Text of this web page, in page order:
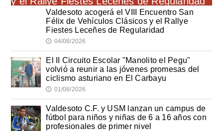
Valdesoto acogerá el VIII Encuentro San
Félix de Vehículos Clásicos y el Rallye
Fiestes Leceñes de Regularidad
🕔 04/08/2026
El II Circuito Escolar "Manolito el Pegu"
volvió a reunir a las jóvenes promesas del
ciclismo asturiano en El Carbayu
🕔 01/08/2026
Valdesoto C.F. y USM lanzan un campus de
fútbol para niños y niñas de 6 a 16 años con
profesionales de primer nivel